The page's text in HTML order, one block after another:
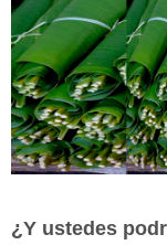
¿Y ustedes